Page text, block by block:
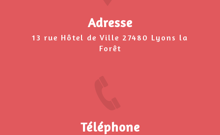
Adresse
13 rue Hôtel de Ville 27480 Lyons la
Forêt
Téléphone